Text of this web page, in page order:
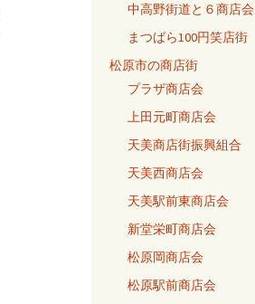
中高野街道と６商店会
まつばら100円笑店街
松原市の商店街
プラザ商店会
上田元町商店会
天美商店街振興組合
天美西商店会
天美駅前東商店会
新堂栄町商店会
松原岡商店会
松原駅前商店会